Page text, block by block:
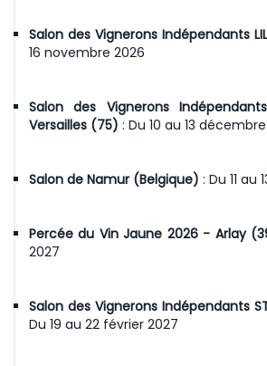
Salon des Vignerons Indépendants
16 novembre 2026
Salon des Vignerons
Versailles (75) : Du 10 au 13
Salon de Namur (Belgique) : Du 11
Percée du Vin Jaune 2026 - Arlay
2027
Salon des Vignerons Indépendants
Du 19 au 22 février 2027